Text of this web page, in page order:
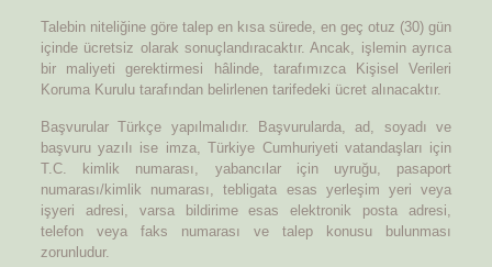
Talebin niteliğine göre talep en kısa sürede, en geç otuz (30) gün
içinde ücretsiz olarak sonuçlandıracaktır. Ancak, işlemin ayrıca
bir maliyeti gerektirmesi hâlinde, tarafımızca Kişisel Verileri
Koruma Kurulu tarafından belirlenen tarifedeki ücret alınacaktır.
Başvurular Türkçe yapılmalıdır. Başvurularda, ad, soyadı ve
başvuru yazılı ise imza, Türkiye Cumhuriyeti vatandaşları için
T.C. kimlik numarası, yabancılar için uyruğu, pasaport
numarası/kimlik numarası, tebligata esas yerleşim yeri veya
işyeri adresi, varsa bildirime esas elektronik posta adresi,
telefon veya faks numarası ve talep konusu bulunması
zorunludur.